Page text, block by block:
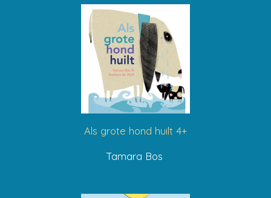
Als grote hond huilt 4+
Tamara Bos